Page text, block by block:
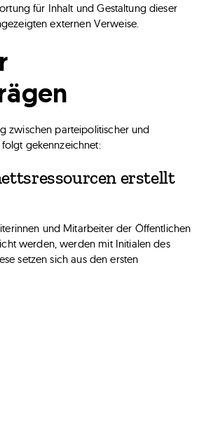
für Inhalt und Gestaltung dieser
externen Verweise.
zwischen parteipolitischer und
gekennzeichnet:
erstellt
und Mitarbeiter der Öffentlichen
werden, werden mit Initialen des
setzen sich aus den ersten